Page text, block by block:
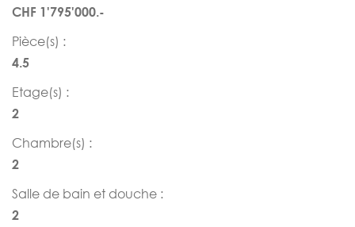
CHF 1'795'000.-
Pièce(s) :
4.5
Etage(s) :
2
Chambre(s) :
2
Salle de bain et douche :
2